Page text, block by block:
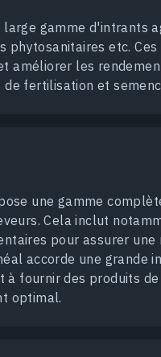
gamme d'intrants
phytosanitaires etc.
améliorer les
de fertilisation et
une gamme
Cela inclut
pour assurer
accorde une grande
à fournir des produits
optimal.